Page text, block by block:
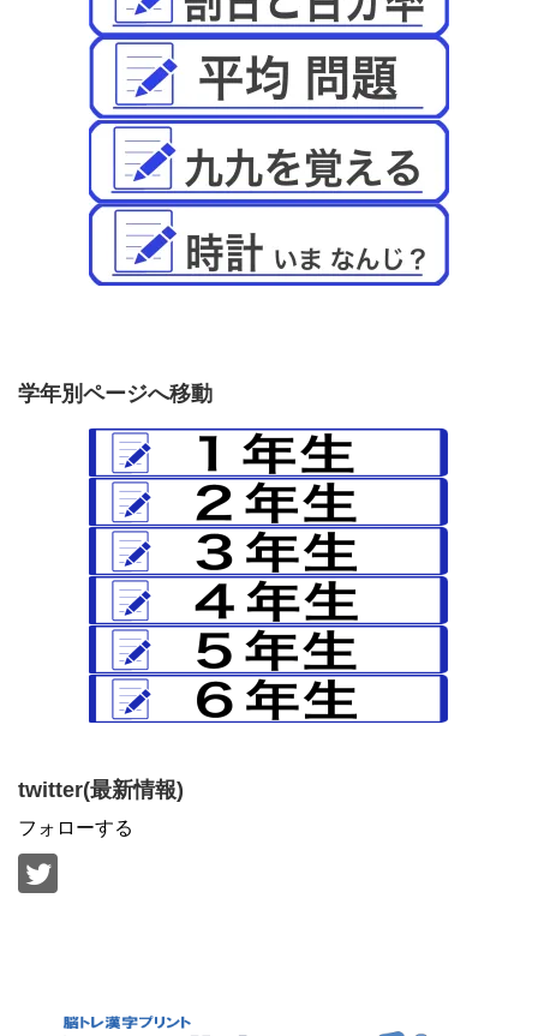
学年別ページへ移動
twitter(最新情報)
フォローする